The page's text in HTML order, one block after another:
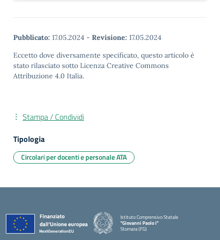
Pubblicato: 17.05.2024 - Revisione: 17.05.2024
Eccetto dove diversamente specificato, questo articolo è
stato rilasciato sotto Licenza Creative Commons
Attribuzione 4.0 Italia.
Stampa / Condividi
Tipologia
Circolari per docenti e personale ATA
Istituto Comprensivo Statale
"Giovanni Paolo I"
Stornara (FG)